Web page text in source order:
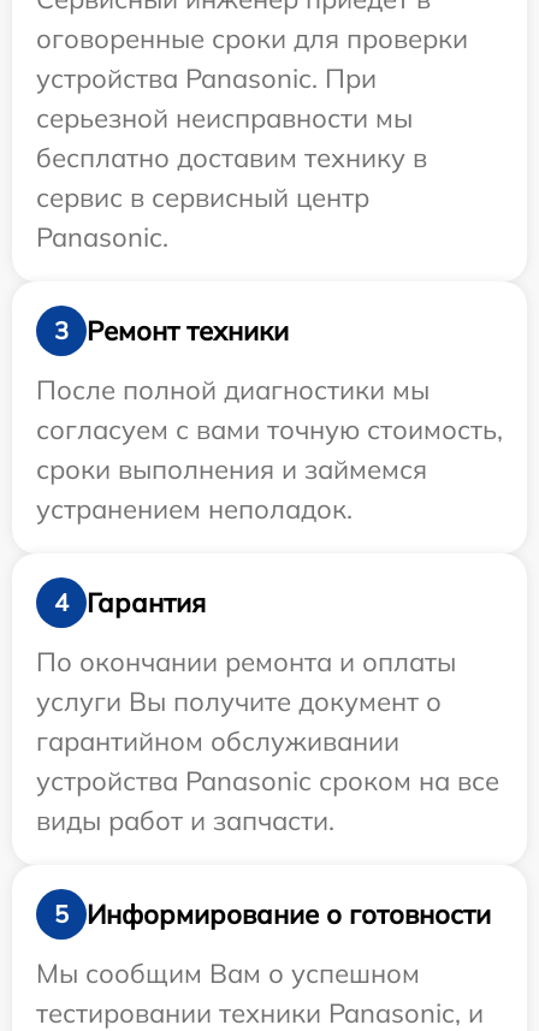
оговоренные сроки для проверки
устройства Panasonic. При
серьезной неисправности мы
бесплатно доставим технику в
сервис в сервисный центр
Panasonic.
3
Ремонт техники
После полной диагностики мы
согласуем с вами точную стоимость,
сроки выполнения и займемся
устранением неполадок.
4
Гарантия
По окончании ремонта и оплаты
услуги Вы получите документ о
гарантийном обслуживании
устройства Panasonic сроком на все
виды работ и запчасти.
5
Информирование о готовности
Мы сообщим Вам о успешном
тестировании техники Panasonic, и